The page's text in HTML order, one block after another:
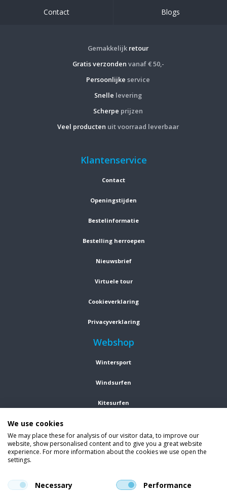
Contact Blogs
Gemakkelijk retour
Gratis verzonden vanaf € 50,-
Persoonlijke service
Snelle levering
Scherpe prijzen
Veel producten uit voorraad leverbaar
Klantenservice
Contact
Openingstijden
Bestelinformatie
Bestelling herroepen
Nieuwsbrief
Virtuele tour
Cookieverklaring
Privacyverklaring
Webshop
Wintersport
Windsurfen
Kitesurfen
Kleding
Vind ons op social media
En blijf op de hoogte van trends, aanbiedingen en kortingsacties.
We use cookies
We may place these for analysis of our visitor data, to improve our
website, show personalised content and to give you a great website
experience. For more information about the cookies we use open the
settings.
Necessary Performance